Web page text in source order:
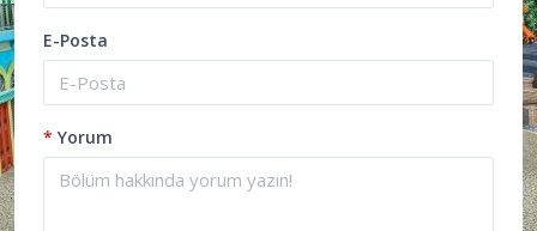
E-Posta
* Yorum